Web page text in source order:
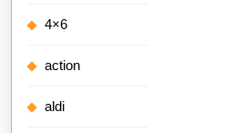
4×6
action
aldi